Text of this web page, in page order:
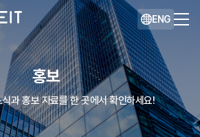
ENG
홍보
과 홍보 자료를 한 곳에서 확인하세요!